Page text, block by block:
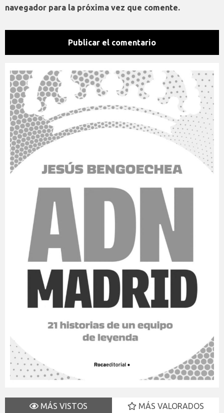
navegador para la próxima vez que comente.
MÁS VISTOS
MÁS VALORADOS